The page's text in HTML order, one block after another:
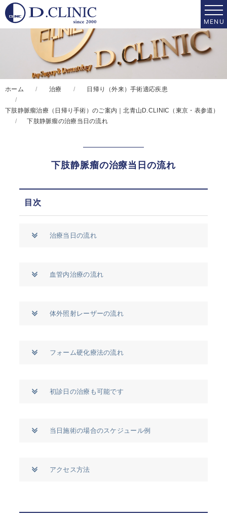
ホーム 治療 日帰り（外来）手術適応疾患
下肢静脈瘤治療（日帰り手術）のご案内｜北青山D.CLINIC（東京・表参道）
下肢静脈瘤の治療当日の流れ
下肢静脈瘤の治療当日の流れ
目次
治療当日の流れ
血管内治療の流れ
体外照射レーザーの流れ
フォーム硬化療法の流れ
初診日の治療も可能です
当日施術の場合のスケジュール例
アクセス方法